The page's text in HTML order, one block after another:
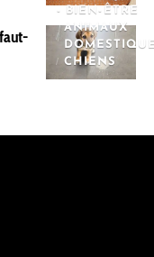
- BIEN-ÊTRE
ANIMAUX
CHIENS